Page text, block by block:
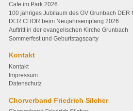
Cafe im Park 2026
100 jähriges Jubiläum des GV Grunbach DER
DER CHOR beim Neujahrsempfang 2026
Auftritt in der evangelischen Kirche Grunbach
Sommerfest und Geburtstagsparty
Kontakt
Kontakt
Impressum
Datenschutz
Chorverband Friedrich Silcher